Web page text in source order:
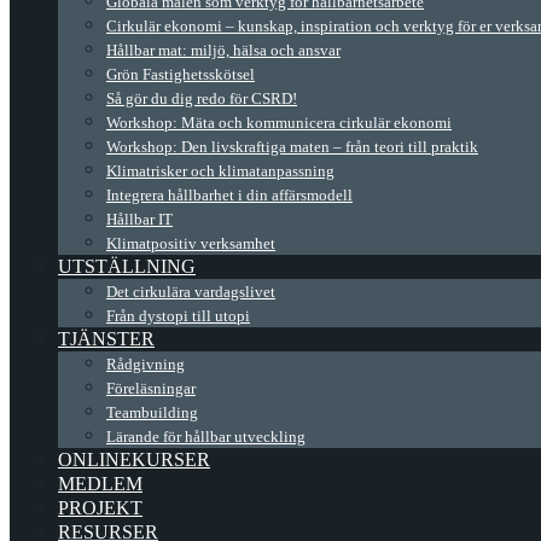
Cirkulär ekonomi – kunskap, inspiration och verktyg för er
Hållbar mat: miljö, hälsa och ansvar
Grön Fastighetsskötsel
Så gör du dig redo för CSRD!
Workshop: Mäta och kommunicera cirkulär ekonomi
Workshop: Den livskraftiga maten – från teori till praktik
Klimatrisker och klimatanpassning
Integrera hållbarhet i din affärsmodell
Hållbar IT
Klimatpositiv verksamhet
UTSTÄLLNING
Det cirkulära vardagslivet
Från dystopi till utopi
TJÄNSTER
Rådgivning
Föreläsningar
Teambuilding
Lärande för hållbar utveckling
ONLINEKURSER
MEDLEM
PROJEKT
RESURSER